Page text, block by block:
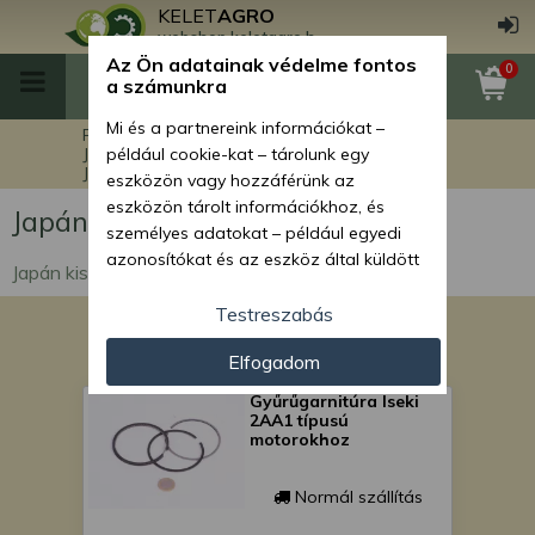
KELETAGRO
webshop.keletagro.hu
0
Főoldal
Kistraktor alkatrészek
Japán kistraktor motor alkatrészek
Japán kistraktor gyűrűgarnitúrák
Japán kistraktor gyűrűgarnitúrák
Japán kistraktor gyűrűgarnitúrák
Gyűrűgarnitúra Iseki
2AA1 típusú
motorokhoz
Normál szállítás
Az Ön adatainak védelme fontos
a számunkra
Mi és a partnereink információkat –
például cookie-kat – tárolunk egy
eszközön vagy hozzáférünk az
eszközön tárolt információkhoz, és
személyes adatokat – például egyedi
azonosítókat és az eszköz által küldött
személyre szabott hirdetések és
tartalom nyújtásához, hirdetés- és
tartalomméréshez, nézettségi adatok
gyűjtéséhez, valamint termékek
kifejlesztéséhez és a termékek
javításához. Az Ön engedélyével mi és a
partnereink eszközleolvasásos
módszerrel szerzett pontos geolokációs
Testreszabás
Elfogadom